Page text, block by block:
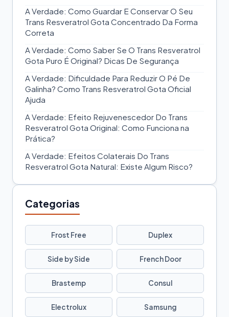
A Verdade: Como Guardar E Conservar O Seu
Trans Resveratrol Gota Concentrado Da Forma
Correta
A Verdade: Como Saber Se O Trans Resveratrol
Gota Puro É Original? Dicas De Segurança
A Verdade: Dificuldade Para Reduzir O Pé De
Galinha? Como Trans Resveratrol Gota Oficial
Ajuda
A Verdade: Efeito Rejuvenescedor Do Trans
Resveratrol Gota Original: Como Funciona na
Prática?
A Verdade: Efeitos Colaterais Do Trans
Resveratrol Gota Natural: Existe Algum Risco?
Categorias
Frost Free Duplex
Side by Side French Door
Brastemp Consul
Electrolux Samsung